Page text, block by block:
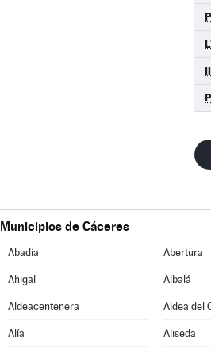
II
Municipios de Cáceres
Abadía Abertura
Ahigal Albalá
Aldeacentenera Aldea del
Alía Aliseda